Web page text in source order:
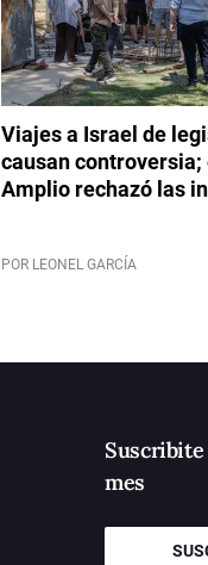
Viajes a Israel de
causan controversia;
Amplio rechazó las
POR LEONEL GARCÍA
mes